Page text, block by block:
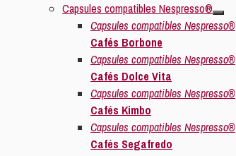
Capsules compatibles Nespresso®
Capsules compatibles Nespresso®
Cafés Borbone
Capsules compatibles Nespresso®
Cafés Dolce Vita
Capsules compatibles Nespresso®
Cafés Kimbo
Capsules compatibles Nespresso®
Cafés Segafredo